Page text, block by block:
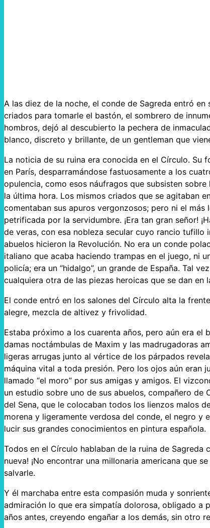
A las diez de la noche, el conde de Sagreda entró
criados para tomarle el bastón, el sombrero de
hombros, dejó al descubierto la pechera de
blanco, discreto y brillante, de un gentleman que
La noticia de su ruina era conocida en el Círculo. Su
en París, desparramándose fastuosamente a los
opulencia, como esos náufragos que subsisten
la última hora. Los mismos criados que se agitaban
comentaban sus apuros vergonzosos; pero ni el
petrificada por la servidumbre. ¡Era tan gran señor!
de veras, con esa nobleza secular cuyo rancio
abuelos hicieron la Revolución. No era un conde
italiano que acaba haciendo trampas en el juego, ni
policía; era un “hidalgo”, un grande de España. Tal
cualquiera otra de las piezas heroicas que se dan en
El conde entró en los salones del Círculo alta la
alegre, mezcla de altivez y frivolidad.
Estaba próximo a los cuarenta años, pero aún era
damas noctámbulas de Maxim y las madrugadoras
ligeras arrugas junto al vértice de los párpados
máquina vital a toda presión. Pero los ojos aún eran
llamado “el moro” por sus amigas y amigos. El
un estudio sobre uno de sus abuelos, compañero
del Sena, que le colocaban todos los lienzos malos
morena y ligeramente verdosa del conde, el negro
lucir sus grandes conocimientos en pintura española.
Todos en el Círculo hablaban de la ruina de Sagreda
nueva! ¡No encontrar una millonaria americana que
salvarle.
Y él marchaba entre esta compasión muda y
admiración lo que era simpatía dolorosa, obligado a
años antes, creyendo engañar a los demás, sin otro